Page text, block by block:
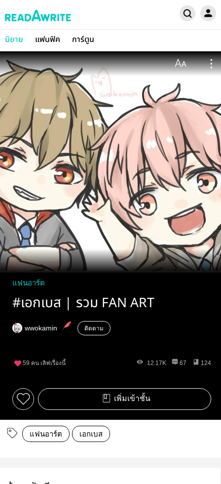
นิยาย แฟนฟิค การ์ตูน
แฟนอาร์ต
#เอกเบส | รวม FAN ART
wwokamin ติดตาม
59 คน เลิฟเรื่องนี้ 12.17K 67 124
เพิ่มเข้าชั้น
แฟนอาร์ต เอกเบส